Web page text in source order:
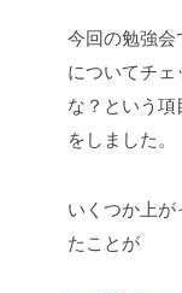
今回の勉強会
についてチ
な？という
をしました。
いくつか上が
たことが